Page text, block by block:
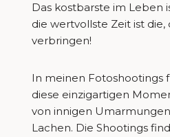
Das kostbarste im Leben
die wertvollste Zeit ist die,
verbringen!
In meinen Fotoshootings
diese einzigartigen
von innigen
Lachen. Die Shootings